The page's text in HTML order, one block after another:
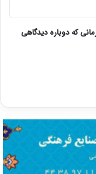
که دوباره دیدگاهی